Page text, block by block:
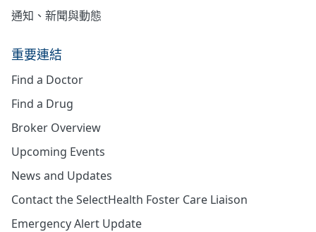
通知、新聞與動態
重要連結
Find a Doctor
Find a Drug
Broker Overview
Upcoming Events
News and Updates
Contact the SelectHealth Foster Care Liaison
Emergency Alert Update